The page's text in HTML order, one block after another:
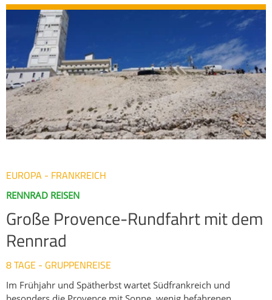
Col du Glandon, Col de la Croix de Fer und Col de la
Madeleine – jeder ein Highlight für sich mit langen Anstiegen,
alpinem Flair und grandiosen Panoramen. Der legendäre
Anstieg nach Alpe d’Huez mit seinen 21 Kehren ist dabei der
Höhepunkt der Tour. Bei einer Schleife um Bourg d’Oisans
entdecken wir die wilden Straßen dieser Bergregion. Im
Rennradparadies des Maurienne-Tals warten der Anstieg nach
La Toussuire und die spektakulären Serpentinen von
Montvernier, die uns noch einmal hoch über das Tal führen.
Diese Rennradreise mit Begleitfahrzeug bietet alles, was das
Herz eines Pässejägers höherschlagen lässt. Folgen Sie den
EUROPA - FRANKREICH
RENNRAD REISEN
Große Provence-Rundfahrt mit dem
Rennrad
8 TAGE - GRUPPENREISE
Im Frühjahr und Spätherbst wartet Südfrankreich und